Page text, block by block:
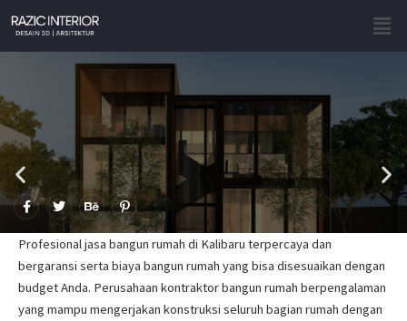
content
F
a
e
b
o
k
f
T
w
t
t
e
B
e
h
a
n
c
P
i
n
t
e
r
e
s
-
Profesional jasa bangun rumah di Kalibaru terpercaya dan
bergaransi serta biaya bangun rumah yang bisa disesuaikan dengan
budget Anda. Perusahaan kontraktor bangun rumah berpengalaman
yang mampu mengerjakan konstruksi seluruh bagian rumah dengan